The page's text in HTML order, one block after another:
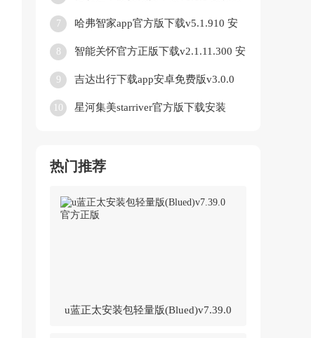
7
哈弗智家app官方版下载v5.1.910 安
8
智能关怀官方正版下载v2.1.11.300 安
9
吉达出行下载app安卓免费版v3.0.0
10
星河集美starriver官方版下载安装
热门推荐
u蓝正太安装包轻量版(Blued)v7.39.0